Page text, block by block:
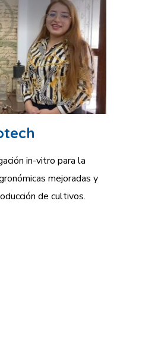
in-vitro para la
mejoradas y
de cultivos.